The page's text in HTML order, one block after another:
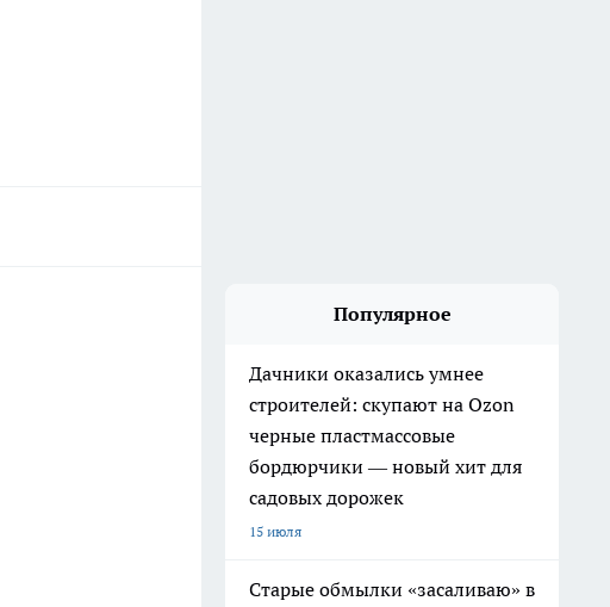
Популярное
Дачники оказались умнее
строителей: скупают на Ozon
черные пластмассовые
бордюрчики — новый хит для
садовых дорожек
15 июля
Старые обмылки «засаливаю» в